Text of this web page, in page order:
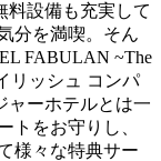
料設備も充実して
分を満喫。そん
FABULAN ~The
リッシュ コンパ
ャーホテルとは一
トをお守りし、
様々な特典サー